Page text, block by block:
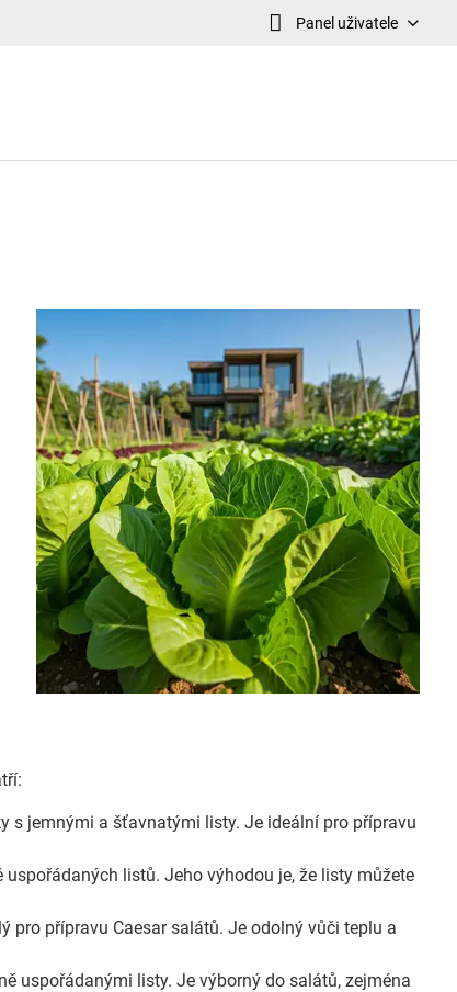
Panel uživatele
s jemnými a šťavnatými listy. Je ideální pro přípravu
listů. Jeho výhodou je, že listy můžete
pro přípravu Caesar salátů. Je odolný vůči teplu a
uspořádanými listy. Je výborný do salátů, zejména